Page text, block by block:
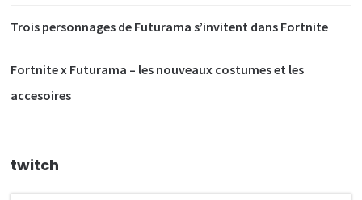
Trois personnages de Futurama s’invitent dans Fortnite
Fortnite x Futurama – les nouveaux costumes et les
accesoires
twitch